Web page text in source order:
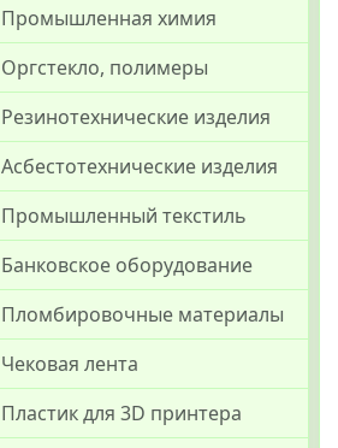
Промышленная химия
Оргстекло, полимеры
Резинотехнические изделия
Асбестотехнические изделия
Промышленный текстиль
Банковское оборудование
Пломбировочные материалы
Чековая лента
Пластик для 3D принтера